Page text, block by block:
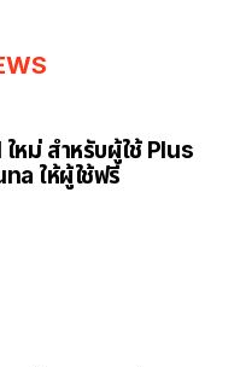
หม่ สำหรับผู้ใช้ Plus
ให้ผู้ใช้ฟรี